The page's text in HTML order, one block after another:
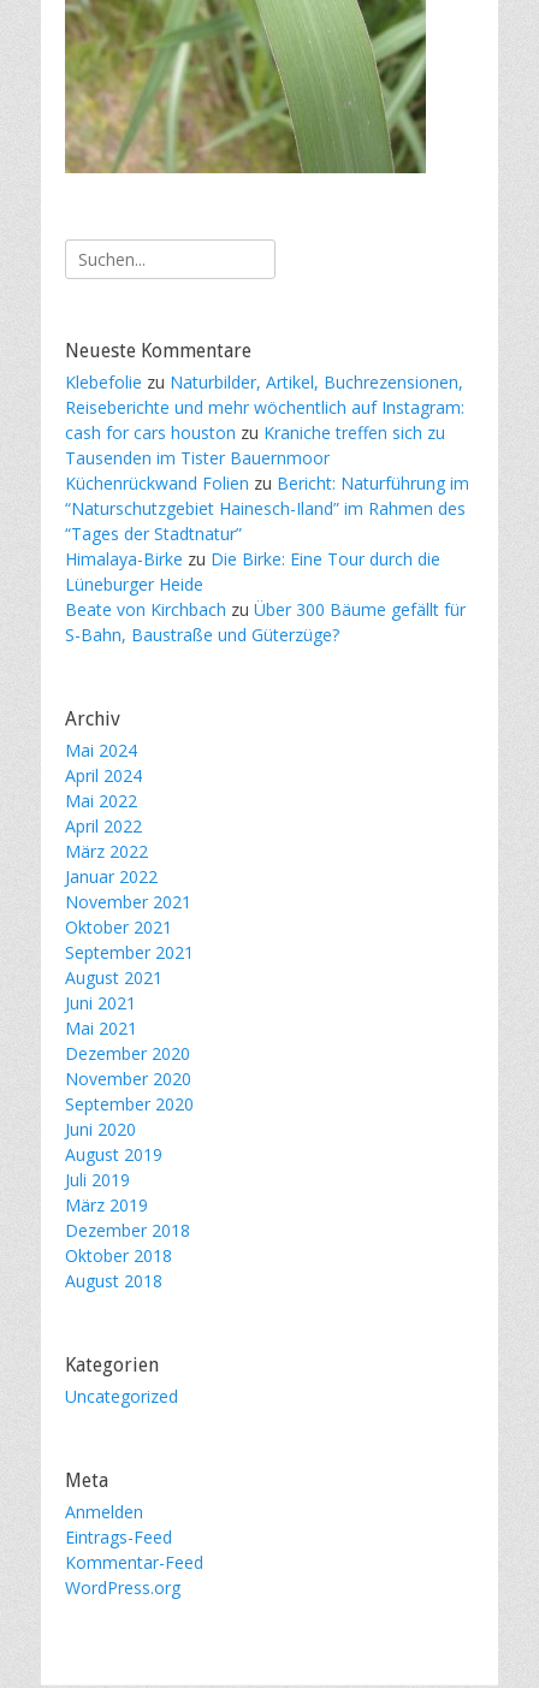
Suche
nach:
Neueste Kommentare
Klebefolie zu Naturbilder, Artikel, Buchrezensionen,
Reiseberichte und mehr wöchentlich auf Instagram:
cash for cars houston zu Kraniche treffen sich zu
Tausenden im Tister Bauernmoor
Küchenrückwand Folien zu Bericht: Naturführung im
“Naturschutzgebiet Hainesch-Iland” im Rahmen des
“Tages der Stadtnatur”
Himalaya-Birke zu Die Birke: Eine Tour durch die
Lüneburger Heide
Beate von Kirchbach zu Über 300 Bäume gefällt für
S-Bahn, Baustraße und Güterzüge?
Archiv
Mai 2024
April 2024
Mai 2022
April 2022
März 2022
Januar 2022
November 2021
Oktober 2021
September 2021
August 2021
Juni 2021
Mai 2021
Dezember 2020
November 2020
September 2020
Juni 2020
August 2019
Juli 2019
März 2019
Dezember 2018
Oktober 2018
August 2018
Kategorien
Uncategorized
Meta
Anmelden
Eintrags-Feed
Kommentar-Feed
WordPress.org